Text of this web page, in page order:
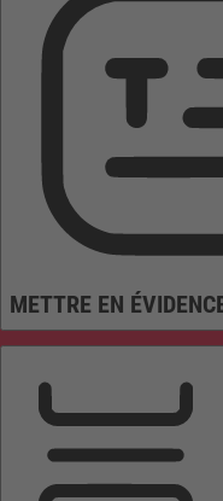
METTRE EN